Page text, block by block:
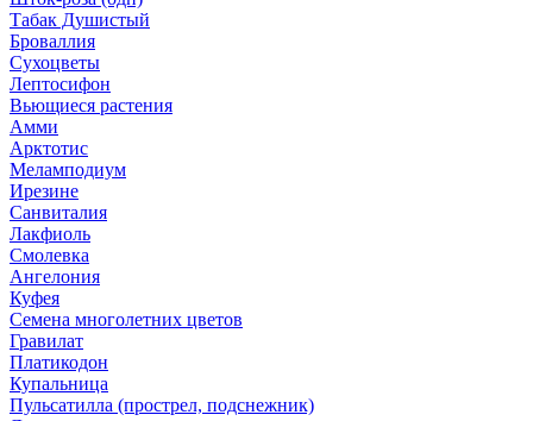
Табак Душистый
Броваллия
Сухоцветы
Лептосифон
Вьющиеся растения
Амми
Арктотис
Меламподиум
Ирезине
Санвиталия
Лакфиоль
Смолевка
Ангелония
Куфея
Семена многолетних цветов
Гравилат
Платикодон
Купальница
Пульсатилла (прострел, подснежник)